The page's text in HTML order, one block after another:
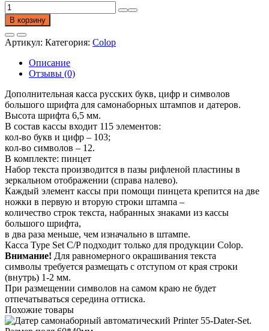
Количество
товара
Универсальная
касса
символов
TypeSet
h
6,5
мм
В корзину
Артикул: Категория: Colop
Описание
Отзывы (0)
Дополнительная касса русских букв, цифр и символов
большого шрифта для самонаборных штампов и датеров.
Высота шрифта 6,5 мм.
В состав кассы входит 115 элементов:
кол-во букв и цифр – 103;
кол-во символов – 12.
В комплекте: пинцет
Набор текста производится в пазы рифленой пластины в
зеркальном отображении (справа налево).
Каждый элемент кассы при помощи пинцета крепится на две
ножки в первую и вторую строки штампа –
количество строк текста, набранных знаками из кассы
большого шрифта,
в два раза меньше, чем изначально в штампе.
Касса Type Set С/P подходит только для продукции Colop.
Внимание! Для равномерного окрашивания текста
символы требуется размещать с отступом от края строки
(внутрь) 1-2 мм.
При размещении символов на самом краю не будет
отпечатываться середина оттиска.
Похожие товары